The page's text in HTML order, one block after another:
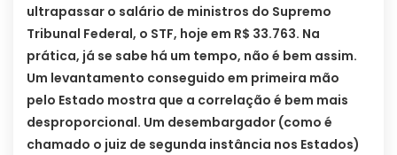
ultrapassar o salário de ministros do Supremo
Tribunal Federal, o STF, hoje em R$ 33.763. Na
prática, já se sabe há um tempo, não é bem assim.
Um levantamento conseguido em primeira mão
pelo Estado mostra que a correlação é bem mais
desproporcional. Um desembargador (como é
chamado o juiz de segunda instância nos Estados)